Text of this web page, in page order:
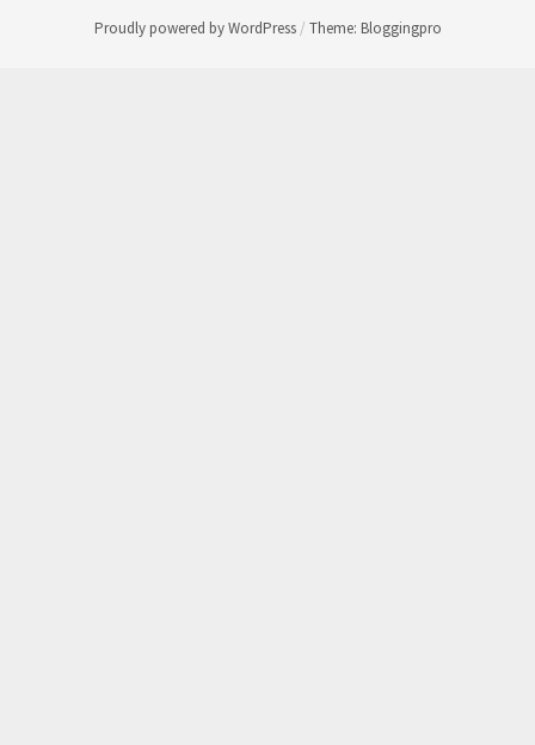
Proudly powered by WordPress / Theme: Bloggingpro